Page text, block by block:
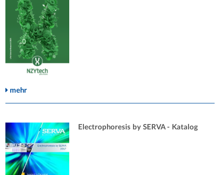
mehr
Electrophoresis by SERVA - Katalog